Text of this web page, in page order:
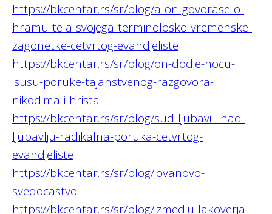
https://bkcentar.rs/sr/blog/a-on-govorase-o-
hramu-tela-svojega-terminolosko-vremenske-
zagonetke-cetvrtog-evandjeliste
https://bkcentar.rs/sr/blog/on-dodje-nocu-
isusu-poruke-tajanstvenog-razgovora-
nikodima-i-hrista
https://bkcentar.rs/sr/blog/sud-ljubavi-i-nad-
ljubavlju-radikalna-poruka-cetvrtog-
evandjeliste
https://bkcentar.rs/sr/blog/jovanovo-
svedocastvo
https://bkcentar.rs/sr/blog/izmedju-lakoverja-i-